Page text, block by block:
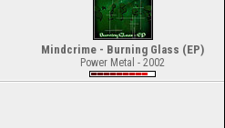
Mindcrime - Burning Glass (EP)
Power Metal - 2002